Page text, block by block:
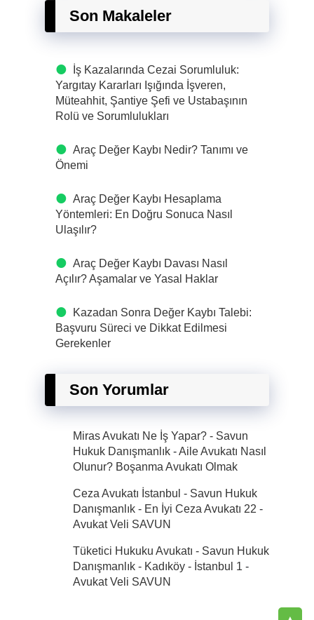
Son Makaleler
İş Kazalarında Cezai Sorumluluk:
Yargıtay Kararları Işığında İşveren,
Müteahhit, Şantiye Şefi ve Ustabaşının
Rolü ve Sorumlulukları
Araç Değer Kaybı Nedir? Tanımı ve
Önemi
Araç Değer Kaybı Hesaplama
Yöntemleri: En Doğru Sonuca Nasıl
Ulaşılır?
Araç Değer Kaybı Davası Nasıl
Açılır? Aşamalar ve Yasal Haklar
Kazadan Sonra Değer Kaybı Talebi:
Başvuru Süreci ve Dikkat Edilmesi
Gerekenler
Son Yorumlar
Miras Avukatı Ne İş Yapar? - Savun
Hukuk Danışmanlık -Aile Avukatı Nasıl
Olunur? Boşanma Avukatı Olmak
Ceza Avukatı İstanbul - Savun Hukuk
Danışmanlık - En İyi Ceza Avukatı 22 -
Avukat Veli SAVUN
Tüketici Hukuku Avukatı - Savun Hukuk
Danışmanlık - Kadıköy - İstanbul 1 -
Avukat Veli SAVUN